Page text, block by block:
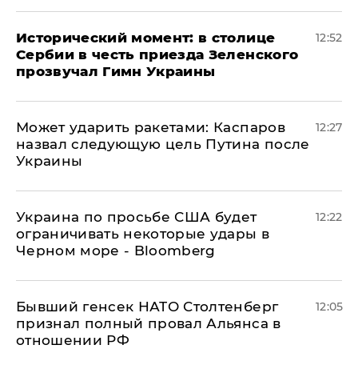
Исторический момент: в столице
Сербии в честь приезда Зеленского
прозвучал Гимн Украины
12:52
Может ударить ракетами: Каспаров
назвал следующую цель Путина после
Украины
12:27
Украина по просьбе США будет
ограничивать некоторые удары в
Черном море - Bloomberg
12:22
Бывший генсек НАТО Столтенберг
признал полный провал Альянса в
отношении РФ
12:05